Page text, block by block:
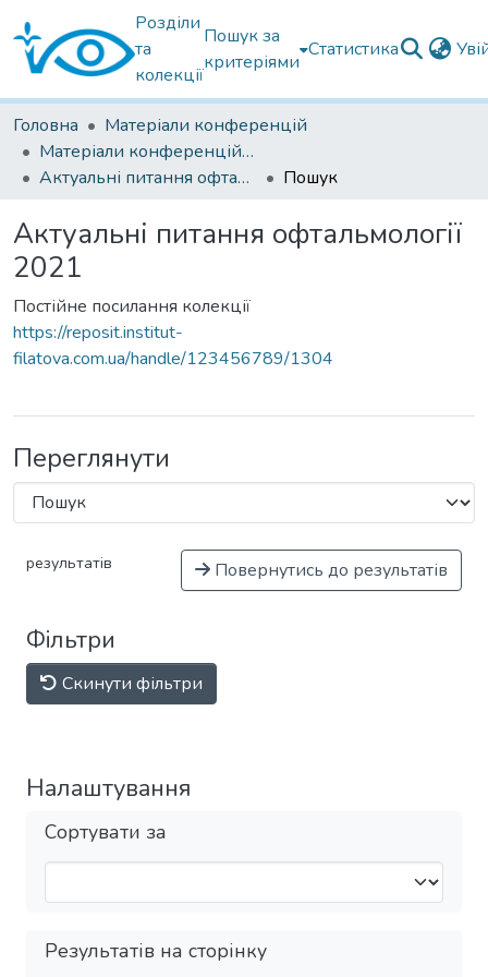
Розділи
та
колекції
Пошук за
критеріями
Статистика
Головна
Матеріали конференцій
Матеріали конференцій Інституту Філатова
Актуальні питання офтальмології 2021
Пошук
Актуальні питання офтальмології
2021
Постійне посилання колекції
https://reposit.institut-
filatova.com.ua/handle/123456789/1304
Переглянути
результатів Повернутись до результатів
Фільтри
Скинути фільтри
Налаштування
Сортувати за
Результатів на сторінку